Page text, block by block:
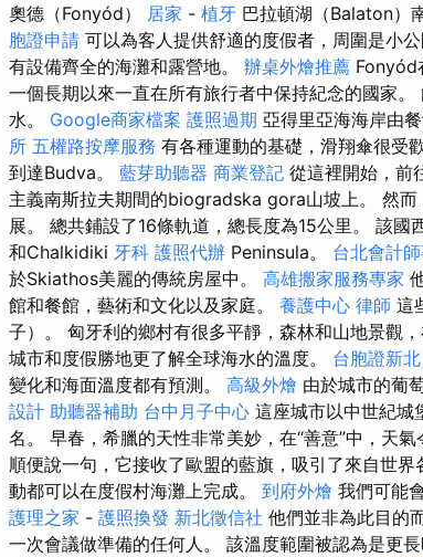
奧德（Fonyód） 居家 - 植牙 巴拉頓湖（Balaton）
胞證申請 可以為客人提供舒適的度假者，周圍是小公
有設備齊全的海灘和露營地。 辦桌外燴推薦 Fonyód
一個長期以來一直在所有旅行者中保持紀念的國家
水。 Google商家檔案 護照過期 亞得里亞海海岸由
所 五權路按摩服務 有各種運動的基礎，滑翔傘很受
到達Budva。 藍芽助聽器 商業登記 從這裡開始，前
主義南斯拉夫期間的biogradska gora山坡上。 然
展。 總共鋪設了16條軌道，總長度為15公里。 該
和Chalkidiki 牙科 護照代辦 Peninsula。 台北會計
於Skiathos美麗的傳統房屋中。 高雄搬家服務專家
館和餐館，藝術和文化以及家庭。 養護中心 律師 這
子）。 匈牙利的鄉村有很多平靜，森林和山地景觀
城市和度假勝地更了解全球海水的溫度。 台胞證新北
變化和海面溫度都有預測。 高級外燴 由於城市的葡
設計 助聽器補助 台中月子中心 這座城市以中世紀城
名。 早春，希臘的天性非常美妙，在“善意”中，天氣
順便說一句，它接收了歐盟的藍旗，吸引了來自世界
動都可以在度假村海灘上完成。 到府外燴 我們可能
護理之家 - 護照換發 新北徵信社 他們並非為此目的
一次會議做準備的任何人。 該溫度範圍被認為是更